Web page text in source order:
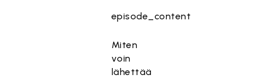
episode_content
Miten
voin
lähettää